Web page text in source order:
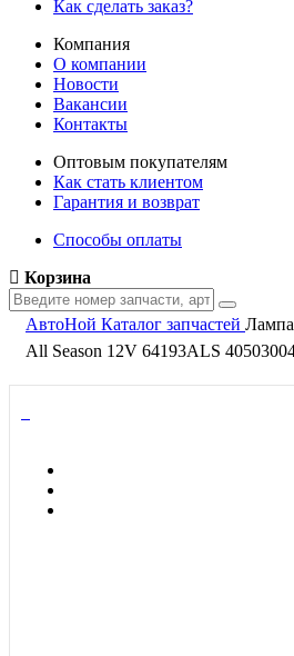
Как сделать заказ?
Компания
О компании
Новости
Вакансии
Контакты
Оптовым покупателям
Как стать клиентом
Гарантия и возврат
Способы оплаты
Корзина
АвтоНой Каталог запчастей
All Season 12V 64193ALS